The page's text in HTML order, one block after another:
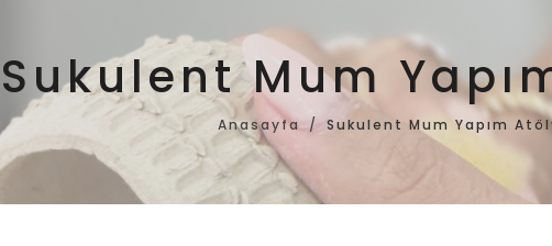
Sukulent Mum
Anasayfa Sukulent Mum Yapım